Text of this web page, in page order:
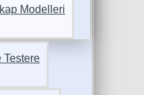
Modelleri
Testere